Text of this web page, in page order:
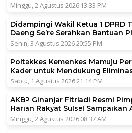
Minggu, 2 Agustus 2026 13:33 PM
Didampingi Wakil Ketua 1 DPRD
Daeng Se’re Serahkan Bantuan
Senin, 3 Agustus 2026 20:55 PM
Poltekkes Kemenkes Mamuju
Kader untuk Mendukung
Sabtu, 1 Agustus 2026 21:14 PM
AKBP Ginanjar Fitriadi Resmi
Harian Rakyat Sulsel Sampaikan
Minggu, 2 Agustus 2026 08:37 AM